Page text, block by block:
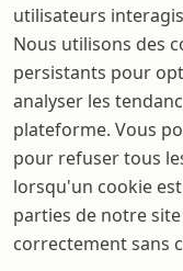
utilisateurs
Nous utilisons des
persistants pour
analyser les
plateforme. Vous
pour refuser tous
lorsqu'un cookie
parties de notre
correctement sans